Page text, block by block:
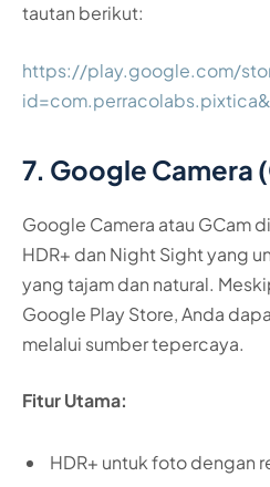
tautan berikut:
https://play.google.com/
7. Google Camera
Google Camera atau GCam
HDR+ dan Night Sight yang
yang tajam dan natural.
Google Play Store, Anda
melalui sumber tepercaya.
Fitur Utama:
HDR+ untuk foto dengan